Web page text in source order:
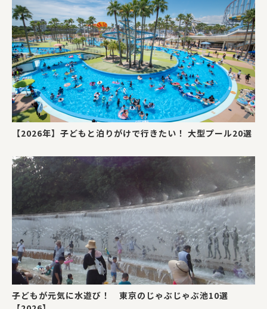
【2026年】子どもと泊りがけで行きたい！ 大型プール20選
子どもが元気に水遊び！ 東京のじゃぶじゃぶ池10選